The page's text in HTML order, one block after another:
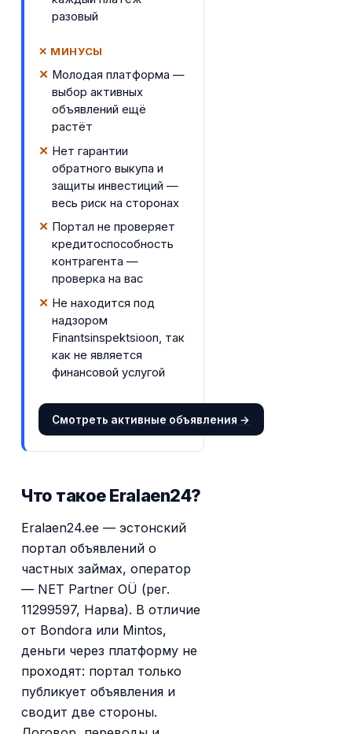
разовый
✕ МИНУСЫ
Молодая платформа —
выбор активных
объявлений ещё
растёт
Нет гарантии
обратного выкупа и
защиты инвестиций —
весь риск на сторонах
Портал не проверяет
кредитоспособность
контрагента —
проверка на вас
Не находится под
надзором
Finantsinspektsioon, так
как не является
финансовой услугой
Смотреть активные объявления →
Что такое Eralaen24?
Eralaen24.ee — эстонский
портал объявлений о
частных займах, оператор
— NET Partner OÜ (рег.
11299597, Нарва). В отличие
от Bondora или Mintos,
деньги через платформу не
проходят: портал только
публикует объявления и
сводит две стороны.